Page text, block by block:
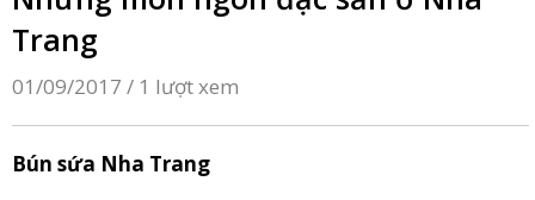
Trang
01/09/2017 / 1 lượt xem
Bún sứa Nha Trang